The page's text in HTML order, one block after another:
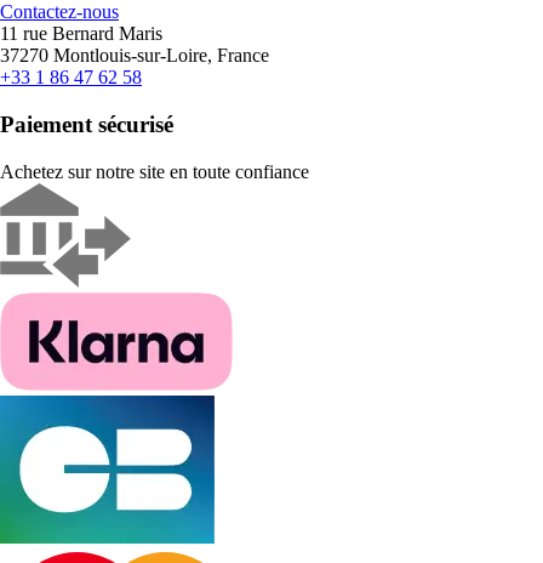
Contactez-nous
11 rue Bernard Maris
37270 Montlouis-sur-Loire, France
+33 1 86 47 62 58
Paiement sécurisé
Achetez sur notre site en toute confiance